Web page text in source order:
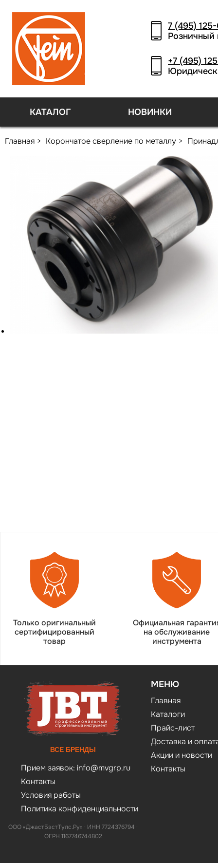
7 (495)
Розничный
+7 (495)
КАТАЛОГ НОВИНКИ
Главная Корончатое сверление по металлу
Только оригинальный
сертифицированный
товар
Официальная
на обслуживание
инструмента
ВСЕ БРЕНДЫ
Прием заявок: info@mvgrp.ru
Контакты
Условия работы
Политика конфиденциальности
ООО «ДжастБэстТулс.Ру» · ИНН 7724376794 ·
ОГРН 1167746744802
МЕНЮ
Главная
Каталоги
Прайс-лист
Доставка и
Акции и новости
Контакты